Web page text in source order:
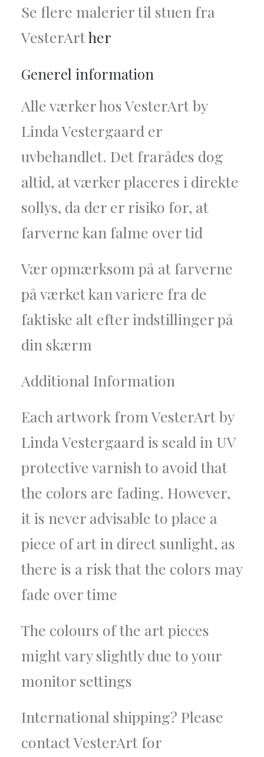
Se flere malerier til stuen fra
VesterArther
Generel information
Alle værker hos VesterArt by
Linda Vestergaard er
uvbehandlet. Det frarådes dog
altid, at værker placeres i direkte
sollys, da der er risiko for, at
farverne kan falme over tid
Vær opmærksom på at farverne
på værket kan variere fra de
faktiske alt efter indstillinger på
din skærm
Additional Information
Each artwork from VesterArt by
Linda Vestergaard is seald in UV
protective varnish to avoid that
the colors are fading. However,
it is never advisable to place a
piece of art in direct sunlight, as
there is a risk that the colors may
fade over time
The colours of the art pieces
might vary slightly due to your
monitor settings
International shipping? Please
contact VesterArt for